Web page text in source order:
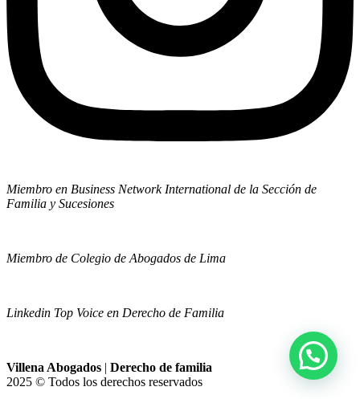
Miembro en Business Network International de la Sección de
Familia y Sucesiones
Miembro de Colegio de Abogados de Lima
Linkedin Top Voice en Derecho de Familia
Villena Abogados | Derecho de familia
2025 © Todos los derechos reservados